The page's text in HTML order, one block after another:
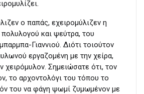
ο παπάς, εχειρομύλιζεν η
πολυλογού και ψεύτρα, του
Γιαννιού. Διότι τοιούτον
εργαζομένη με την χείρα,
χειρόμυλον. Σημειώσατε ότι, τον
το αρχοντολόγι του τόπου το
του να φάγη ψωμί ζυμωμένον με